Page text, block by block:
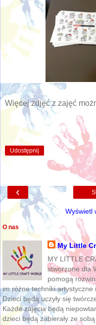
Więcej zdjęć z zajęć
Udostępnij
‹
Wyświetl
O nas
My Little
MY LITTLE
stworzone dla
pomogą
im różne techniki
Dzieci będą uczyły się
Każde zajęcia będą
dzieci będą zabierały ze